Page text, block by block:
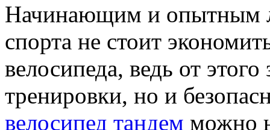
Начинающим и опытным
спорта не стоит
велосипеда, ведь от этого
тренировки, но и
велосипед тандем можно